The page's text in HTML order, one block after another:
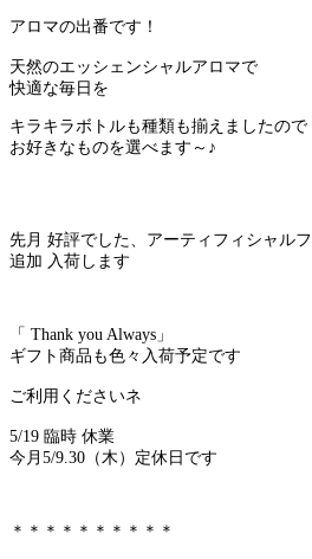
アロマの出番です！
天然のエッシェンシャルアロマで
快適な毎日を
キラキラボトルも種類も揃えましたので
お好きなものを選べます～♪
先月 好評でした、アーティフィシャル
追加 入荷します
「 Thank you Always」
ギフト商品も色々入荷予定です
ご利用くださいネ
5/19 臨時 休業
今月5/9.30（木）定休日です
＊＊＊＊＊＊＊＊＊＊